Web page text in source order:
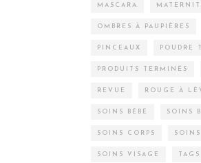
MASCARA
OMBRES À PAUPIÈRES
PINCEAUX POUDRE
PRODUITS TERMINÉS
REVUE ROUGE À
SOINS BÉBÉ SOINS
SOINS CORPS
SOINS VISAGE TAGS